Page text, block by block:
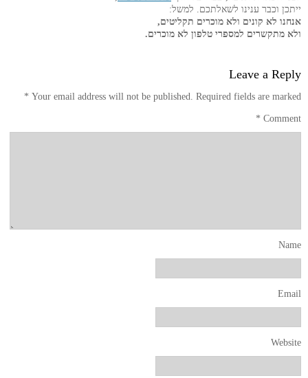
ייתכן וכבר ענינו לשאלתכם. למשל:
אנחנו לא קונים ולא מוכרים תקליטים,
ולא מתקשרים למספרי טלפון לא מוכרים.
Leave a Reply
Your email address will not be published. Required fields are marked
*
Comment
*
Name
Email
Website